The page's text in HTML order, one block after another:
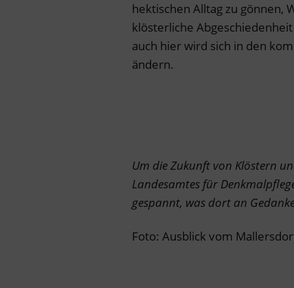
hektischen Alltag zu gönnen,
klösterliche
auch hier wird sich in den
ändern.
Um die Zukunft von Klöstern
Landesamtes für
gespannt, was dort an
Foto: Ausblick vom